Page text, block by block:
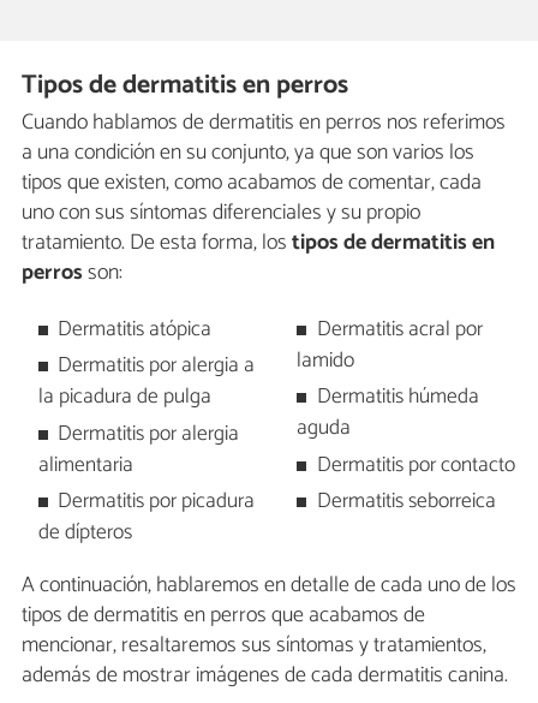
Tipos de dermatitis en perros
Cuando hablamos de dermatitis en perros nos referimos
a una condición en su conjunto, ya que son varios los
tipos que existen, como acabamos de comentar, cada
uno con sus síntomas diferenciales y su propio
tratamiento. De esta forma, lostipos de dermatitis en
perrosson:
Dermatitis atópica
Dermatitis por alergia a
la picadura de pulga
Dermatitis por alergia
alimentaria
Dermatitis por picadura
de dípteros
Dermatitis acral por
lamido
Dermatitis húmeda
aguda
Dermatitis por contacto
Dermatitis seborreica
A continuación, hablaremos en detalle de cada uno de los
tipos de dermatitis en perros que acabamos de
mencionar, resaltaremos sus síntomas y tratamientos,
además de mostrar imágenes de cada dermatitis canina.